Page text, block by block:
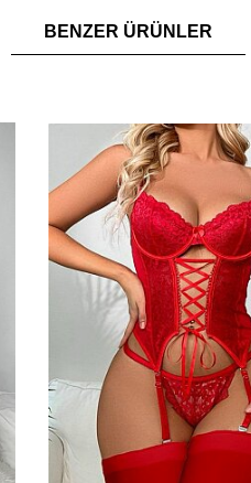
BENZER ÜRÜNLER